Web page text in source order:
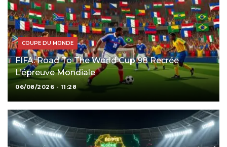
COUPE DU MONDE
FIFA: Road To The World Cup 98 Recrée
L’épreuve Mondiale
06/08/2026 - 11:28